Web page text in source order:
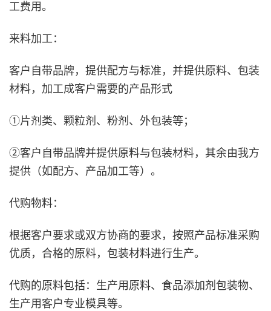
工费用。
来料加工：
客户自带品牌，提供配方与标准，并提供原料、包装
材料，加工成客户需要的产品形式
①片剂类、颗粒剂、粉剂、外包装等；
②客户自带品牌并提供原料与包装材料，其余由我方
提供（如配方、产品加工等）。
代购物料：
根据客户要求或双方协商的要求，按照产品标准采购
优质，合格的原料，包装材料进行生产。
代购的原料包括：生产用原料、食品添加剂包装物、
生产用客户专业模具等。